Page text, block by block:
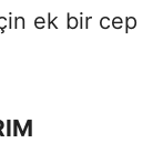
ek bir cep